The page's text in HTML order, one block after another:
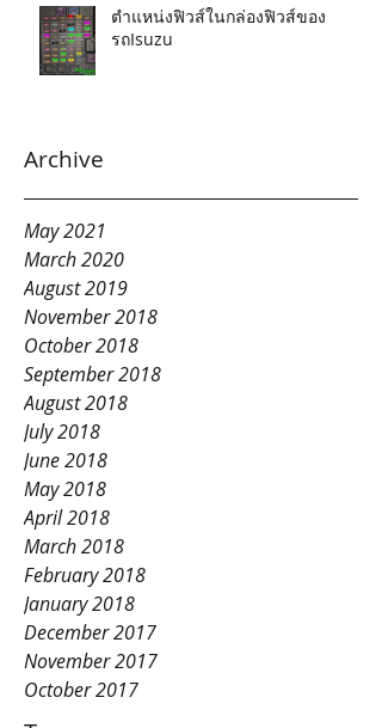
ตำแหน่งฟิวส์ในกล่องฟิวส์ของ
รถIsuzu
Archive
May 2021
March 2020
August 2019
November 2018
October 2018
September 2018
August 2018
July 2018
June 2018
May 2018
April 2018
March 2018
February 2018
January 2018
December 2017
November 2017
October 2017